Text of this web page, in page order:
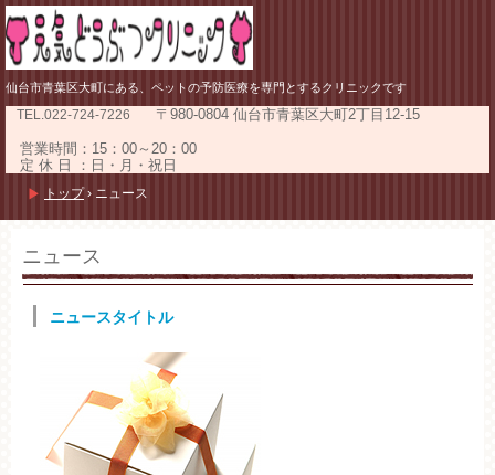
仙台市青葉区大町にある、ペットの予防医療を専門とするクリニックです
TEL.022-724-7226 〒980-0804 仙台市青葉区大町2丁目12-15
営業時間：15：00～20：00
定 休 日 ：日・月・祝日
トップ› ニュース
ニュース
ニュースタイトル